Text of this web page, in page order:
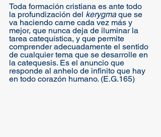
Toda formación cristiana es ante todo
la profundización del kerygma que se
va haciendo carne cada vez más y
mejor, que nunca deja de iluminar la
tarea catequística, y que permite
comprender adecuadamente el sentido
de cualquier tema que se desarrolle en
la catequesis. Es el anuncio que
responde al anhelo de infinito que hay
en todo corazón humano. (E.G.165)